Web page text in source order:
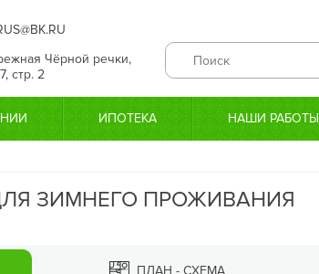
Чёрной речки,
стр. 2
ИПОТЕКА НАШИ РАБОТЫ
ЗИМНЕГО ПРОЖИВАНИЯ
ПЛАН - СХЕМА